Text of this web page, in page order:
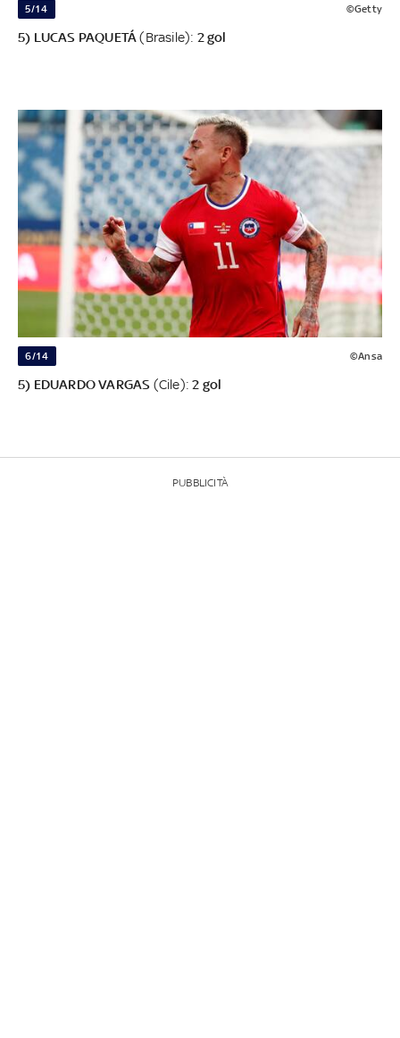
5/14 ©Getty
5) LUCAS PAQUETÁ (Brasile): 2 gol
6/14 ©Ansa
5) EDUARDO VARGAS (Cile):2 gol
PUBBLICITÀ